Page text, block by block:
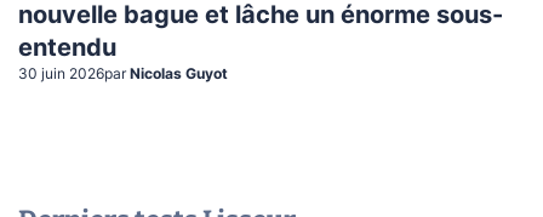
nouvelle bague et lâche un énorme sous-
entendu
30 juin 2026par Nicolas Guyot